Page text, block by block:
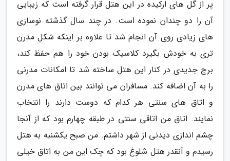
پر از گل های ارکیده در این هتل قرار گرفته است که زیبایی
آن را دو چندان نموده است. در چند سال گذشته نوسازی
های زیادی روی آن انجام شد تا علاوه بر اینکه شکل مدرن
تری به خودش بگیرد کلاسیک بودن خود را هم حفظ کند،
برج جدیدی در کنار این هتل ساخته شد تا امکانات مدرنی
را به آن اضافه کند. مسافران می توانند بین اتاق های مدرن
و اتاق های سنتی هر کدام که دوست دارند را انتخاب
نمایند. اتاق من اتاقی سنتی در طبقه چهارم بود که از آنجا
چشم اندازی دیدنی از شهر داشتم. من صبح یکشنبه به هتل
رسیدم و آنقدر هتل شلوغ بود که چک این من به اتاق خیلی